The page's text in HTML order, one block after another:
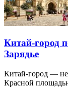
Китай-город
Зарядье
Китай-город — не
Красной